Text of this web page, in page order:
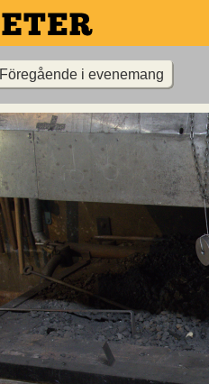
Föregående i evenemang